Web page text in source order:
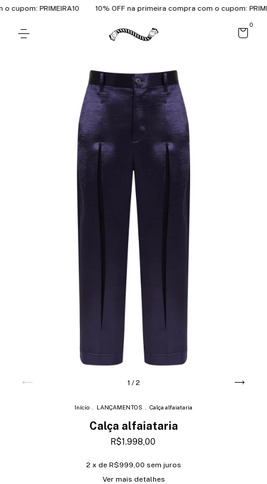
PRIMEIRA10 10% OFF na primeira compra com o cupom:
0
1 / 2
Início LANÇAMENTOS Calça alfaiataria
Calça alfaiataria
R$1.998,00
2 x de R$999,00 sem juros
Ver mais detalhes